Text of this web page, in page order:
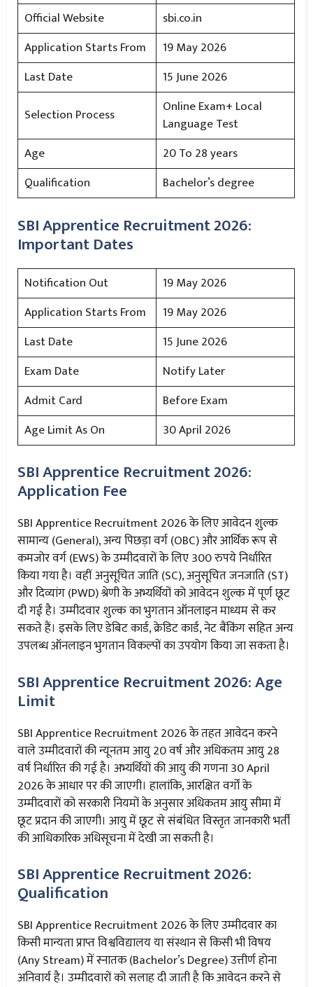
Official Website
sbi.co.in
Application Starts From
19 May 2026
Last Date
15 June 2026
Selection Process
Online Exam+ Local
Language Test
Age
20 To 28 years
Qualification
Bachelor’s degree
SBI Apprentice Recruitment 2026:
Important Dates
Notification Out
19 May 2026
Application Starts From
19 May 2026
Last Date
15 June 2026
Exam Date
Notify Later
Admit Card
Before Exam
Age Limit As On
30 April 2026
SBI Apprentice Recruitment 2026:
Application Fee
SBI Apprentice Recruitment 2026 के लिए आवेदन शुल्क
सामान्य (General), अन्य पिछड़ा वर्ग (OBC) और आर्थिक रूप से
कमजोर वर्ग (EWS) के उम्मीदवारों के लिए 300 रुपये निर्धारित
किया गया है। वहीं अनुसूचित जाति (SC), अनुसूचित जनजाति (ST)
और दिव्यांग (PWD) श्रेणी के अभ्यर्थियों को आवेदन शुल्क में पूर्ण छूट
दी गई है। उम्मीदवार शुल्क का भुगतान ऑनलाइन माध्यम से कर
सकते हैं। इसके लिए डेबिट कार्ड, क्रेडिट कार्ड, नेट बैंकिंग सहित अन्य
उपलब्ध ऑनलाइन भुगतान विकल्पों का उपयोग किया जा सकता है।
SBI Apprentice Recruitment 2026: Age
Limit
SBI Apprentice Recruitment 2026 के तहत आवेदन करने
वाले उम्मीदवारों की न्यूनतम आयु 20 वर्ष और अधिकतम आयु 28
वर्ष निर्धारित की गई है। अभ्यर्थियों की आयु की गणना 30 April
2026 के आधार पर की जाएगी। हालांकि, आरक्षित वर्गों के
उम्मीदवारों को सरकारी नियमों के अनुसार अधिकतम आयु सीमा में
छूट प्रदान की जाएगी। आयु में छूट से संबंधित विस्तृत जानकारी भर्ती
की आधिकारिक अधिसूचना में देखी जा सकती है।
SBI Apprentice Recruitment 2026:
Qualification
SBI Apprentice Recruitment 2026 के लिए उम्मीदवार का
किसी मान्यता प्राप्त विश्वविद्यालय या संस्थान से किसी भी विषय
(Any Stream) में स्नातक (Bachelor’s Degree) उत्तीर्ण होना
अनिवार्य है। उम्मीदवारों को सलाह दी जाती है कि आवेदन करने से